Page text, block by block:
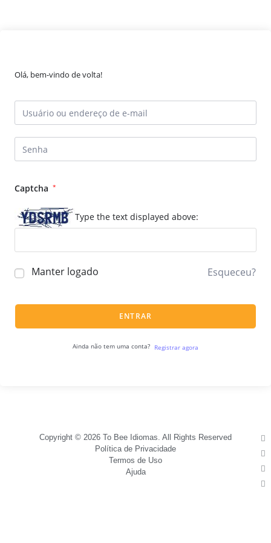
Olá, bem-vindo de volta!
Captcha *
Type the text displayed above:
Manter logado Esqueceu?
ENTRAR
Ainda não tem uma conta? Registrar agora
Copyright © 2026 To Bee Idiomas. All Rights Reserved
Política de Privacidade
Termos de Uso
Ajuda